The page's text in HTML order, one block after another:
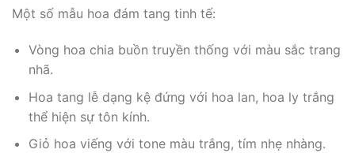
Một số mẫu hoa đám tang tinh tế:
Vòng hoa chia buồn truyền thống với màu sắc trang
nhã.
Hoa tang lễ dạng kệ đứng với hoa lan, hoa ly trắng
thể hiện sự tôn kính.
Giỏ hoa viếng với tone màu trắng, tím nhẹ nhàng.